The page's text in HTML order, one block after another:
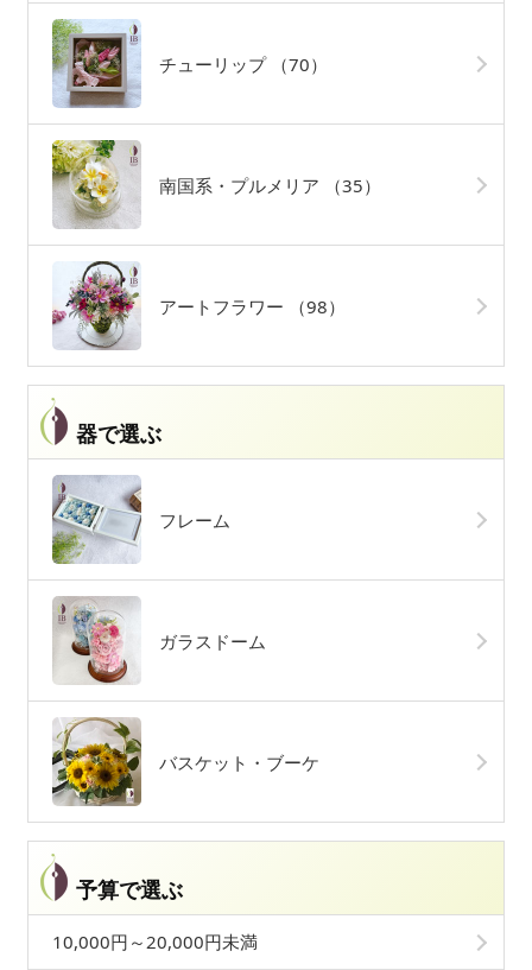
チューリップ （70）
南国系・プルメリア （35）
アートフラワー （98）
器で選ぶ
フレーム
ガラスドーム
バスケット・ブーケ
予算で選ぶ
10,000円～20,000円未満